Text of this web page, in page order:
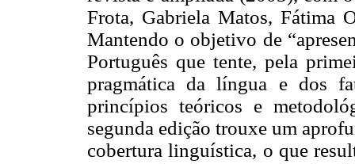
Frota, Gabriela Matos,
Mantendo o objetivo de
Português que tente, pela
pragmática da língua e dos
princípios teóricos e
segunda edição trouxe um
cobertura linguística, o que